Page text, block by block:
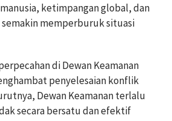
ketimpangan global, dan
memperburuk situasi
di Dewan Keamanan
penyelesaian konflik
Dewan Keamanan terlalu
secara bersatu dan efektif